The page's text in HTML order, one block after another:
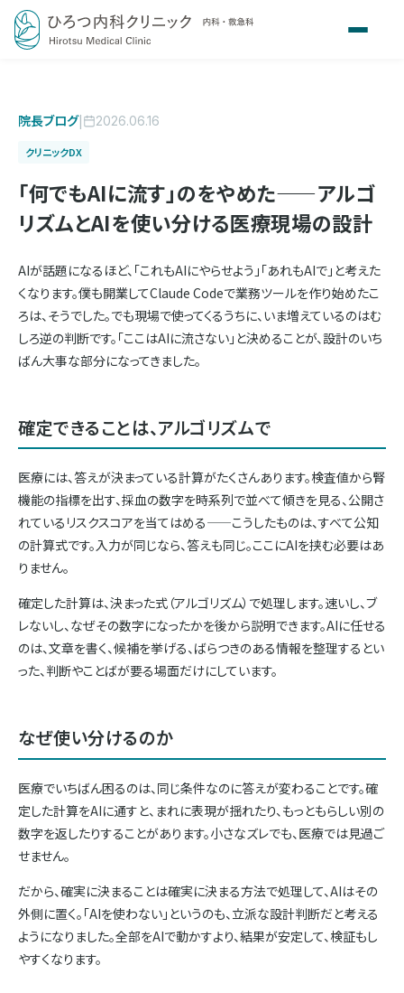
院長ブログ| 2026.06.16
クリニックDX
「何でもAIに流す」のをやめた——アルゴ
リズムとAIを使い分ける医療現場の設計
AIが話題になるほど、「これもAIにやらせよう」「あれもAIで」と考えた
くなります。僕も開業してClaude Codeで業務ツールを作り始めたこ
ろは、そうでした。でも現場で使ってくるうちに、いま増えているのはむ
しろ逆の判断です。「ここはAIに流さない」と決めることが、設計のいち
ばん大事な部分になってきました。
確定できることは、アルゴリズムで
医療には、答えが決まっている計算がたくさんあります。検査値から腎
機能の指標を出す、採血の数字を時系列で並べて傾きを見る、公開さ
れているリスクスコアを当てはめる——こうしたものは、すべて公知
の計算式です。入力が同じなら、答えも同じ。ここにAIを挟む必要はあ
りません。
確定した計算は、決まった式（アルゴリズム）で処理します。速いし、ブ
レないし、なぜその数字になったかを後から説明できます。AIに任せる
のは、文章を書く、候補を挙げる、ばらつきのある情報を整理するとい
った、判断やことばが要る場面だけにしています。
なぜ使い分けるのか
医療でいちばん困るのは、同じ条件なのに答えが変わることです。確
定した計算をAIに通すと、まれに表現が揺れたり、もっともらしい別の
数字を返したりすることがあります。小さなズレでも、医療では見過ご
せません。
だから、確実に決まることは確実に決まる方法で処理して、AIはその
外側に置く。「AIを使わない」というのも、立派な設計判断だと考える
ようになりました。全部をAIで動かすより、結果が安定して、検証もし
やすくなります。